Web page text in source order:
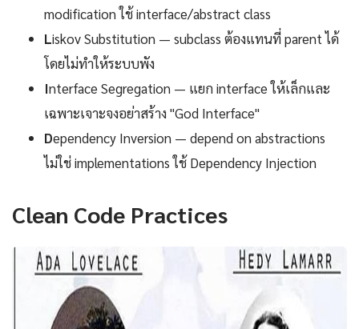
modification ใช้ interface/abstract class
Liskov Substitution — subclass ต้องแทนที่ parent ได้
โดยไม่ทำให้ระบบพัง
Interface Segregation — แยก interface ให้เล็กและ
เฉพาะเจาะจงอย่าสร้าง "God Interface"
Dependency Inversion — depend on abstractions
ไม่ใช่ implementations ใช้ Dependency Injection
Clean Code Practices